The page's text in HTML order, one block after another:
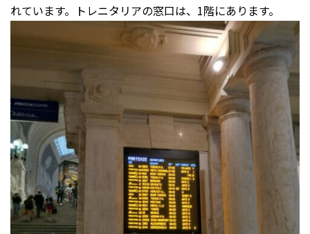
れています。トレニタリアの窓口は、1階にあります。